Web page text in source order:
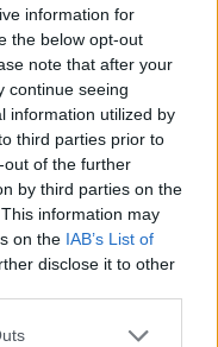
information for
the below opt-out
note that after your
continue seeing
information utilized by
third parties prior to
of the further
by third parties on the
information may
on the IAB’s List of
disclose it to other